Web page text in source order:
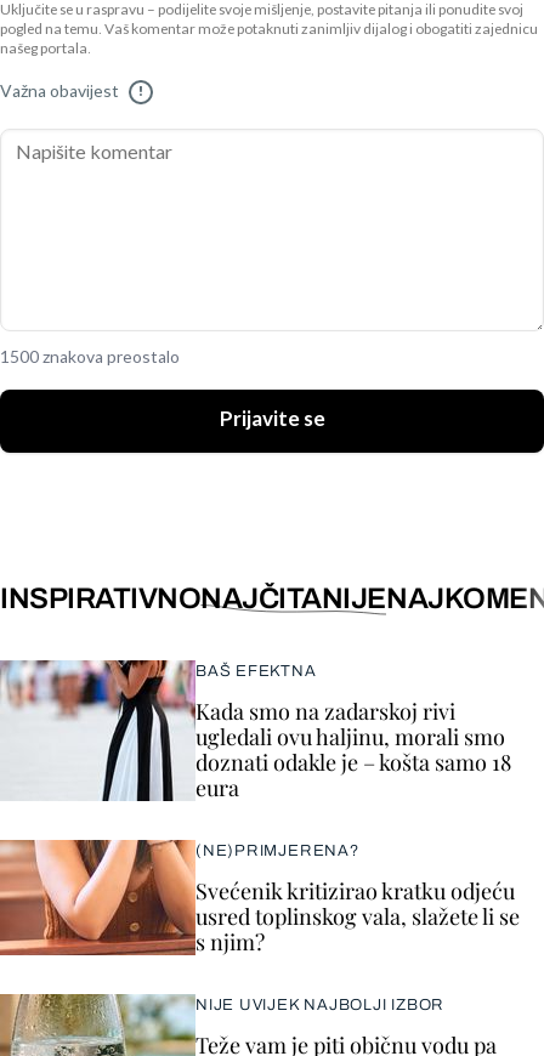
Uključite se u raspravu – podijelite svoje mišljenje, postavite pitanja ili ponudite svoj
pogled na temu. Vaš komentar može potaknuti zanimljiv dijalog i obogatiti zajednicu
našeg portala.
Važna obavijest !
1500 znakova preostalo
Prijavite se
INSPIRATIVNONAJČITANIJE
BAŠ EFEKTNA
Kada smo na zadarskoj rivi
ugledali ovu haljinu, morali smo
doznati odakle je – košta samo 18
eura
(NE)PRIMJERENA?
Svećenik kritizirao kratku odjeću
usred toplinskog vala, slažete li se
s njim?
NIJE UVIJEK NAJBOLJI IZBOR
Teže vam je piti običnu vodu pa